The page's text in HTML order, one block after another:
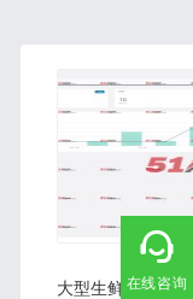
在线咨询
大型生鲜B2B商城